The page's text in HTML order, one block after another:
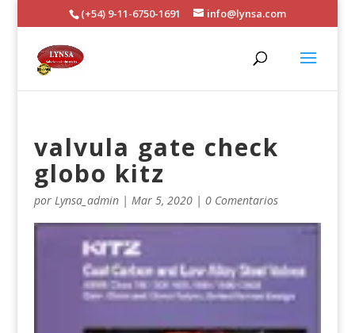
(+54) 9-11-6750-1691 info@lynsa.com
valvula gate check
globo kitz
por Lynsa_admin| Mar 5, 2020| 0 Comentarios